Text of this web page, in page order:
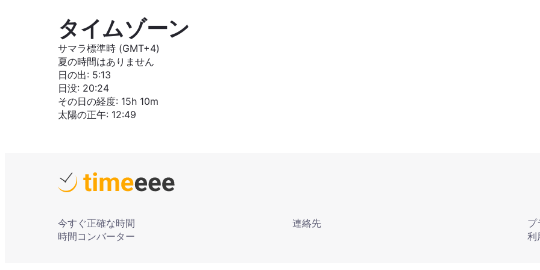
タイムゾーン
サマラ標準時 (GMT+4)
夏の時間はありません
日の出: 5:13
日没: 20:24
その日の経度: 15h 10m
太陽の正午: 12:49
今すぐ正確な時間
時間コンバーター
連絡先
プ
利